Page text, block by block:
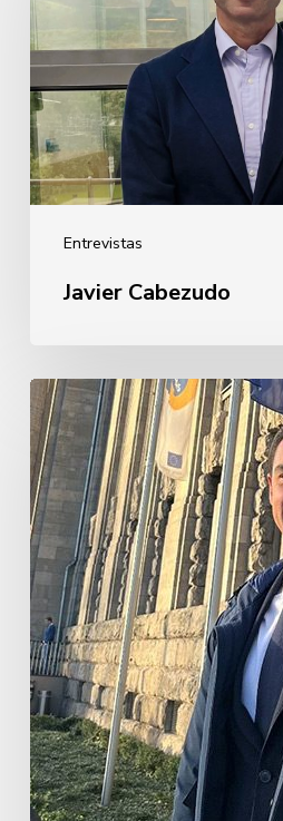
Entrevistas
Javier Cabezudo
Guillermo
Rebollo
de
Garay